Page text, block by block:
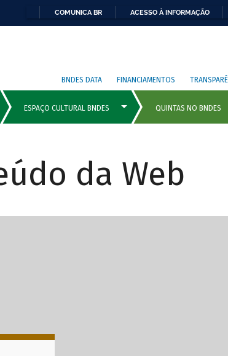
COMUNICA BR ACESSO À INFORMAÇÃO
BNDES DATA FINANCIAMENTOS
da Web
com